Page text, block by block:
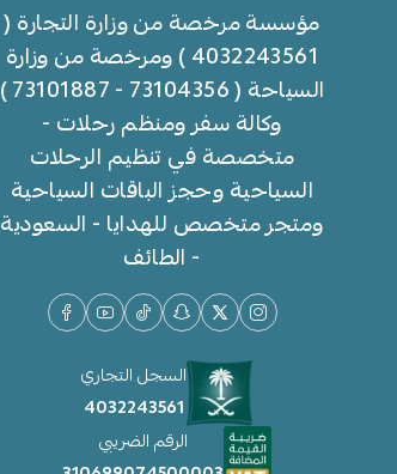
مؤسسة مرخصة من وزارة التجارة (
4032243561 ) ومرخصة من وزارة
السياحة ( 73104356 - 73101887 )
وكالة سفر ومنظم رحلات -
متخصصة في تنظيم الرحلات
السياحية وحجز الباقات السياحية
ومتجر متخصص للهدايا - السعودية
- الطائف
السجل التجاري
4032243561
الرقم الضريبي